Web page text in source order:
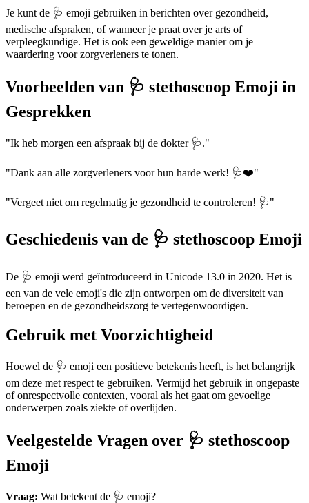
Je kunt de 🩺 emoji gebruiken in berichten over gezondheid,
medische afspraken, of wanneer je praat over je arts of
verpleegkundige. Het is ook een geweldige manier om je
waardering voor zorgverleners te tonen.
Voorbeelden van 🩺 stethoscoop Emoji in
Gesprekken
"Ik heb morgen een afspraak bij de dokter 🩺."
"Dank aan alle zorgverleners voor hun harde werk! 🩺❤️"
"Vergeet niet om regelmatig je gezondheid te controleren! 🩺"
Geschiedenis van de 🩺 stethoscoop Emoji
De 🩺 emoji werd geïntroduceerd in Unicode 13.0 in 2020. Het is
een van de vele emoji's die zijn ontworpen om de diversiteit van
beroepen en de gezondheidszorg te vertegenwoordigen.
Gebruik met Voorzichtigheid
Hoewel de 🩺 emoji een positieve betekenis heeft, is het belangrijk
om deze met respect te gebruiken. Vermijd het gebruik in ongepaste
of onrespectvolle contexten, vooral als het gaat om gevoelige
onderwerpen zoals ziekte of overlijden.
Veelgestelde Vragen over 🩺 stethoscoop
Emoji
Vraag: Wat betekent de 🩺 emoji?